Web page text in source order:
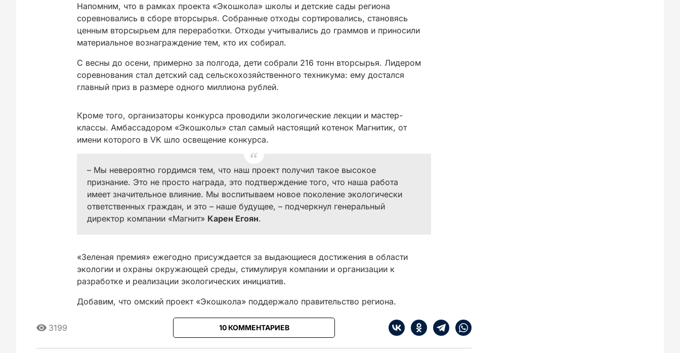
Напомним, что в рамках проекта «Экошкола» школы и детские сады региона
соревновались в сборе вторсырья. Собранные отходы сортировались, становясь
ценным вторсырьем для переработки. Отходы учитывались до граммов и приносили
материальное вознаграждение тем, кто их собирал.
С весны до осени, примерно за полгода, дети собрали 216 тонн вторсырья. Лидером
соревнования стал детский сад сельскохозяйственного техникума: ему достался
главный приз в размере одного миллиона рублей.
Кроме того, организаторы конкурса проводили экологические лекции и мастер-
классы. Амбассадором «Экошколы» стал самый настоящий котенок Магнитик, от
имени которого в VK шло освещение конкурса.
– Мы невероятно гордимся тем, что наш проект получил такое высокое
признание. Это не просто награда, это подтверждение того, что наша работа
имеет значительное влияние. Мы воспитываем новое поколение экологически
ответственных граждан, и это – наше будущее, – подчеркнул генеральный
директор компании «Магнит» Карен Егоян.
«Зеленая премия» ежегодно присуждается за выдающиеся достижения в области
экологии и охраны окружающей среды, стимулируя компании и организации к
разработке и реализации экологических инициатив.
Добавим, что омский проект «Экошкола» поддержало правительство региона.
3199 10 КОММЕНТАРИЕВ